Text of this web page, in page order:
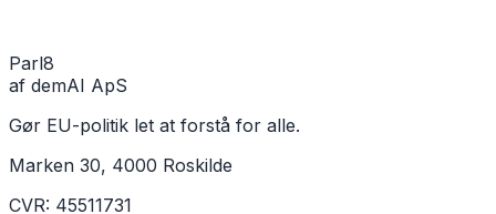
Parl8
af demAI ApS
Gør EU-politik let at forstå for alle.
Marken 30, 4000 Roskilde
CVR: 45511731